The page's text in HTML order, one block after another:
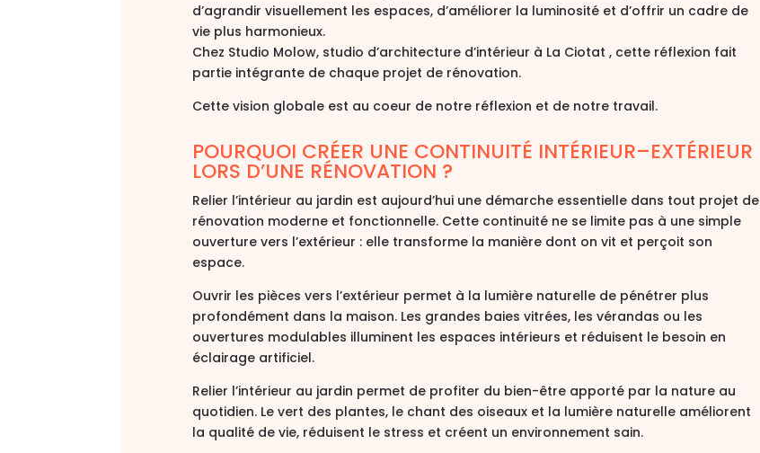
d’agrandir visuellement les espaces, d’améliorer la luminosité et d’offrir un cadre de
vie plus harmonieux.
Chez Studio Molow, studio d’architecture d’intérieur à La Ciotat , cette réflexion fait
partie intégrante de chaque projet de rénovation.
Cette vision globale est au coeur de notre réflexion et de notre travail.
POURQUOI CRÉER UNE CONTINUITÉ INTÉRIEUR–EXTÉRIEUR
LORS D’UNE RÉNOVATION ?
Relier l’intérieur au jardin est aujourd’hui une démarche essentielle dans tout projet de
rénovation moderne et fonctionnelle. Cette continuité ne se limite pas à une simple
ouverture vers l’extérieur : elle transforme la manière dont on vit et perçoit son
espace.
Ouvrir les pièces vers l’extérieur permet à la lumière naturelle de pénétrer plus
profondément dans la maison. Les grandes baies vitrées, les vérandas ou les
ouvertures modulables illuminent les espaces intérieurs et réduisent le besoin en
éclairage artificiel.
Relier l’intérieur au jardin permet de profiter du bien-être apporté par la nature au
quotidien. Le vert des plantes, le chant des oiseaux et la lumière naturelle améliorent
la qualité de vie, réduisent le stress et créent un environnement sain.